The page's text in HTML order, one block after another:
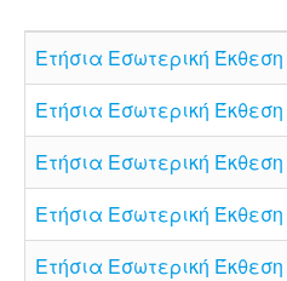
Ετήσια Εσωτερική Έκθεση
Ετήσια Εσωτερική
Ετήσια Εσωτερική
Ετήσια Εσωτερική
Ετήσια Εσωτερική